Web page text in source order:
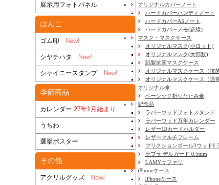
展示用フォトパネル
はんこ
ゴム印 New!
シヤチハタ New!
シャイニースタンプNew!
季節商品
カレンダー 27年1月始まり
うちわ
選挙ポスター
その他
アクリルグッズ New!
オリジナルカバーノート
ハードカバーハンディノート
ハードカバーA5ノート
ハードカバーメモ(罫線)
マスク・マスクケース
オリジナルマスク(小ロット)
オリジナルマスク(大部数)
紙製抗菌マスクケース
オリジナルマスクケース（抗
オリジナルマスクケース（通
オリジナル傘
ベーシック折りたたみ傘
記念品
ラバーウッドフォトスタンド
ラバーウッド万年カレンダー
レザーIDカードホルダー
レザーマルチフレーム
フリクションボール3ウッド
ゼブラ デルガード 0.5mm
LAMYサファリ
iPhoneケース
iPhoneケース